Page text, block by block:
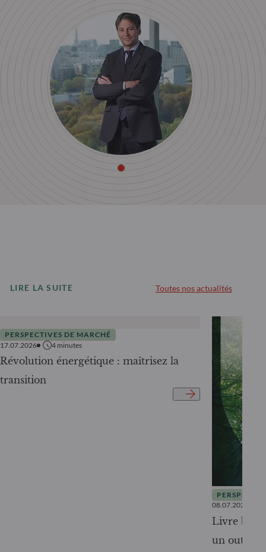
LIRE LA SUITE Toutes nos actualités
PERSPECTIVES DE MARCHÉ
17.07.2026
4 minutes
Révolution énergétique : maîtrisez la
transition
08.07.2026
Livre
un outil